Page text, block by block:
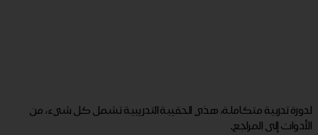
لدورة تدربية متكاملة، هذي الحقيبة التدريبية تشمل كل شيء، من
الأدوات إلى المراجع.